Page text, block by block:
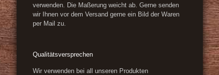
verwenden. Die Maßerung weicht ab. Gerne senden
wir Ihnen vor dem Versand gerne ein Bild der Waren
per Mail zu.
Qualitätsversprechen
Wir verwenden bei all unseren Produkten